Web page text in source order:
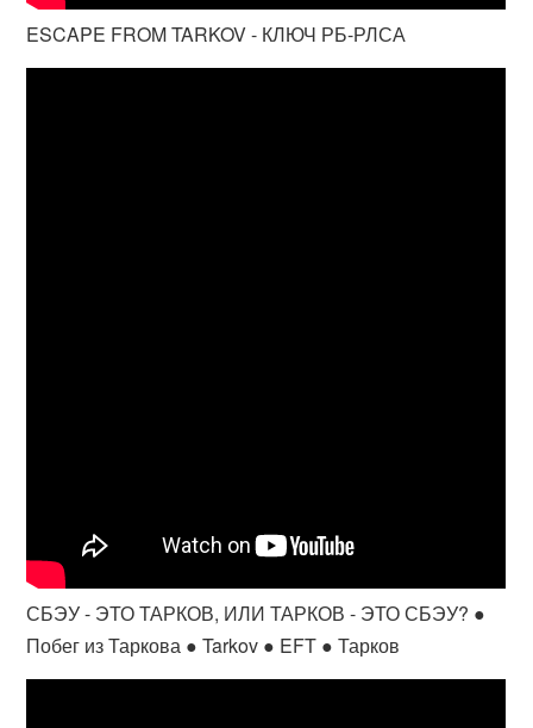
ESCAPE FROM TARKOV - КЛЮЧ РБ-РЛСА
СБЭУ - ЭТО ТАРКОВ, ИЛИ ТАРКОВ - ЭТО СБЭУ? ●
Побег из Таркова ● Tarkov ● EFT ● Тарков